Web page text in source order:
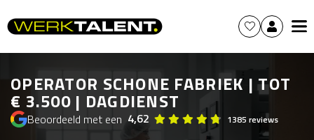
OPERATOR SCHONE FABRIEK | TOT
€ 3.500 | DAGDIENST
Beoordeeld met een 4,62 1385 reviews